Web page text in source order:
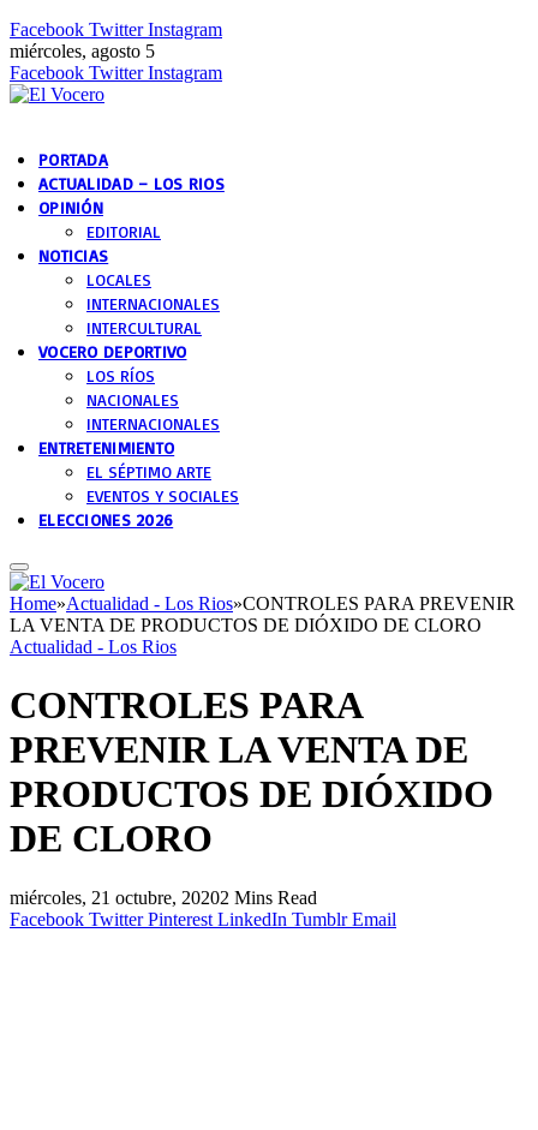
Facebook Twitter Instagram
miércoles, agosto 5
Facebook Twitter Instagram
PORTADA
ACTUALIDAD – LOS RIOS
OPINIÓN
EDITORIAL
NOTICIAS
LOCALES
INTERNACIONALES
INTERCULTURAL
VOCERO DEPORTIVO
LOS RÍOS
NACIONALES
INTERNACIONALES
ENTRETENIMIENTO
EL SÉPTIMO ARTE
EVENTOS Y SOCIALES
ELECCIONES 2026
Home»Actualidad - Los Rios»CONTROLES PARA PREVENIR
LA VENTA DE PRODUCTOS DE DIÓXIDO DE CLORO
Actualidad - Los Rios
CONTROLES PARA
PREVENIR LA VENTA DE
PRODUCTOS DE DIÓXIDO
DE CLORO
miércoles, 21 octubre, 20202 Mins Read
Facebook Twitter Pinterest LinkedIn Tumblr Email